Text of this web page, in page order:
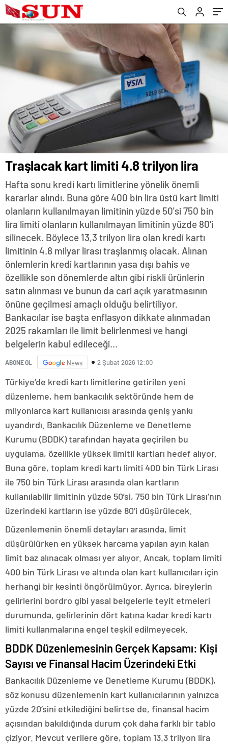
Traşlacak kart limiti 4.8 trilyon lira
Hafta sonu kredi kartı limitlerine yönelik önemli
kararlar alındı. Buna göre 400 bin lira üstü kart limiti
olanların kullanılmayan limitinin yüzde 50'si 750 bin
lira limiti olanların kullanılmayan limitinin yüzde 80'i
silinecek. Böylece 13,3 trilyon lira olan kredi kartı
limitinin 4.8 milyar lirası traşlanmış olacak. Alınan
önlemlerin kredi kartlarının yasa dışı bahis ve
özellikle son dönemlerde altın gibi riskli ürünlerin
satın alınması ve bunun da cari açık yaratmasının
önüne geçilmesi amaçlı olduğu belirtiliyor.
Bankacılar ise başta enflasyon dikkate alınmadan
2025 rakamları ile limit belirlenmesi ve hangi
belgelerin kabul edileceği...
ABONE OL News 2 Şubat 2026 12:00
Türkiye’de kredi kartı limitlerine getirilen yeni
düzenleme, hem bankacılık sektöründe hem de
milyonlarca kart kullanıcısı arasında geniş yankı
uyandırdı. Bankacılık Düzenleme ve Denetleme
Kurumu (BDDK) tarafından hayata geçirilen bu
uygulama, özellikle yüksek limitli kartları hedef alıyor.
Buna göre, toplam kredi kartı limiti 400 bin Türk Lirası
ile 750 bin Türk Lirası arasında olan kartların
kullanılabilir limitinin yüzde 50’si, 750 bin Türk Lirası’nın
üzerindeki kartların ise yüzde 80’i düşürülecek.
Düzenlemenin önemli detayları arasında, limit
düşürülürken en yüksek harcama yapılan ayın kalan
limit baz alınacak olması yer alıyor. Ancak, toplam limiti
400 bin Türk Lirası ve altında olan kart kullanıcıları için
herhangi bir kesinti öngörülmüyor. Ayrıca, bireylerin
gelirlerini bordro gibi yasal belgelerle teyit etmeleri
durumunda, gelirlerinin dört katına kadar kredi kartı
limiti kullanmalarına engel teşkil edilmeyecek.
BDDK Düzenlemesinin Gerçek Kapsamı: Kişi
Sayısı ve Finansal Hacim Üzerindeki Etki
Bankacılık Düzenleme ve Denetleme Kurumu (BDDK),
söz konusu düzenlemenin kart kullanıcılarının yalnızca
yüzde 20’sini etkilediğini belirtse de, finansal hacim
açısından bakıldığında durum çok daha farklı bir tablo
çiziyor. Mevcut verilere göre, toplam 13.3 trilyon lira